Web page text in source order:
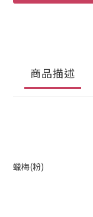
商品描述
蠟梅(粉)